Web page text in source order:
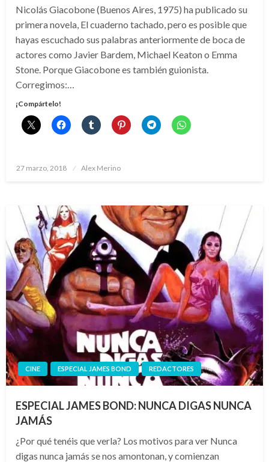
Nicolás Giacobone (Buenos Aires, 1975) ha publicado su
primera novela, El cuaderno tachado, pero es posible que
hayas escuchado sus palabras anteriormente de boca de
actores como Javier Bardem, Michael Keaton o Emma
Stone. Porque Giacobone es también guionista.
Corregimos:…
¡Compártelo!
Publicado
27 marzo, 2018 Alex Merino
CINE ESPECIAL JAMES BOND REDACTORES
ESPECIAL JAMES BOND: NUNCA DIGAS NUNCA
JAMÁS
¿Por qué tenéis que verla? Los motivos para ver Nunca
digas nunca jamás se nos amontonan, y comienzan